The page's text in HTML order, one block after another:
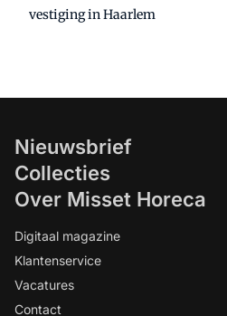
vestiging in Haarlem
Nieuwsbrief
Collecties
Over Misset Horeca
Digitaal magazine
Klantenservice
Vacatures
Contact